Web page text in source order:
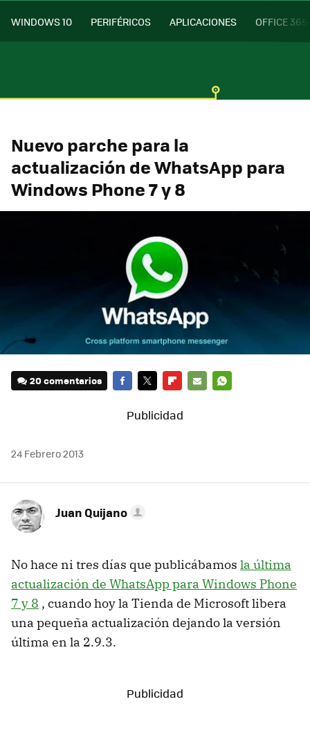
WINDOWS 10 PERIFÉRICOS APLICACIONES OFFICE 365
Nuevo parche para la
actualización de WhatsApp para
Windows Phone 7 y 8
20 comentarios
24 Febrero 2013
Juan Quijano
No hace ni tres días que publicábamos la última
actualización de WhatsApp para Windows Phone
7 y 8 , cuando hoy la Tienda de Microsoft libera
una pequeña actualización dejando la versión
última en la 2.9.3.